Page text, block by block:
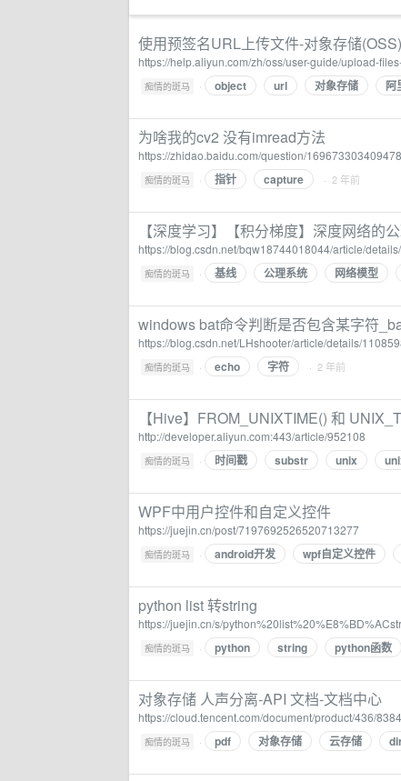
使用预签名URL上传文件-对象存储
https://help.aliyun.com/zh/oss/user-guide/upload-
痴情的斑马 · object url 对象存储 阿
为啥我的cv2 没有imread方法
https://zhidao.baidu.com/question/
痴情的斑马 · 指针 capture · 2 年前
【深度学习】【积分梯度】深度网络的
https://blog.csdn.net/bqw18744018044/article/
痴情的斑马 · 基线 公理系统 网络模型
windows bat命令判断是否包含某字符
https://blog.csdn.net/LHshooter/article/details/
痴情的斑马 · echo 字符 · 2 年前
【Hive】FROM_UNIXTIME() 和
http://developer.aliyun.com:443/article/952108
痴情的斑马 · 时间戳 substr unix
WPF中用户控件和自定义控件
https://juejin.cn/post/7197692526520713277
痴情的斑马 · android开发 wpf自定义控件
python list 转string
https://juejin.cn/s/
痴情的斑马 · python string python函数
对象存储 人声分离-API 文档-文档中心
https://cloud.tencent.com/document/product/436/
痴情的斑马 · pdf 对象存储 云存储